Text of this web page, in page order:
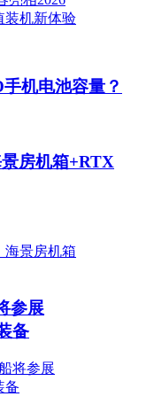
机电池容量？
房机箱+RTX
参展
备